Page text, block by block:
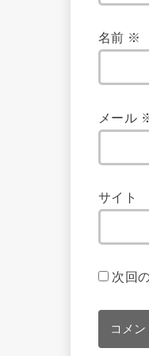
名前 ※
メール
サイト
次回